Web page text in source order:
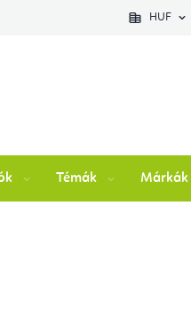
Ellenőrizze a rendelés állapotátHUF
Témák Márkák